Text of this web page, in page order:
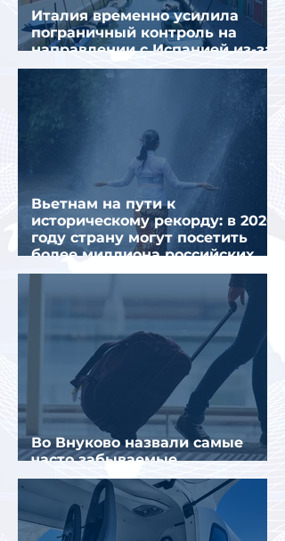
Италия временно усилила
пограничный контроль на
направлении с Испанией из-за
миграционного кризиса
Вьетнам на пути к
историческому рекорду: в 2026
году страну могут посетить
более миллиона российских
туристов
Во Внуково назвали самые
часто забываемые
пассажирами вещи